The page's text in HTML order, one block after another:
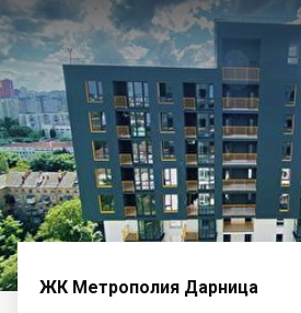
ЖК Метрополия Дарница